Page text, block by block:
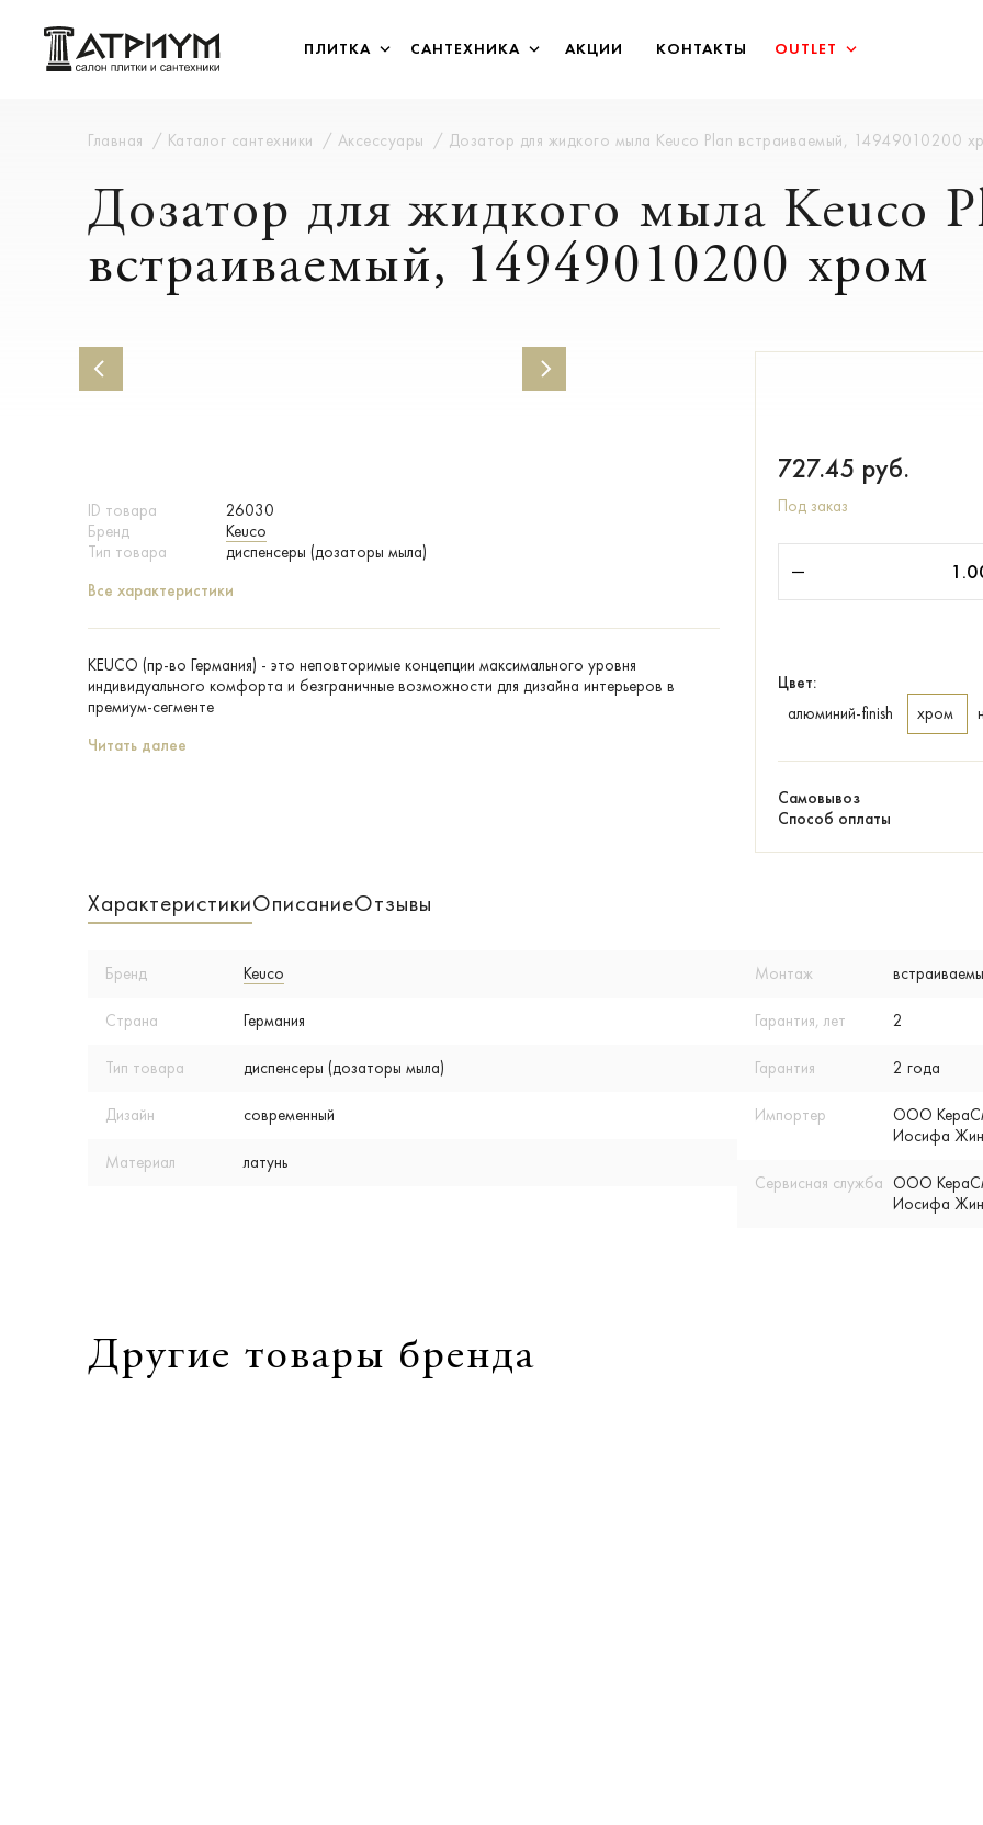
ПЛИТКА САНТЕХНИКА АКЦИИ КОНТАКТЫ OUTLET
Главная Каталог сантехники Аксессуары Дозатор для жидкого мыла Keuco Plan встраиваемый, 14949010200
Дозатор для жидкого мыла Keuco
встраиваемый, 14949010200 хром
ID товара
26030
Бренд
Keuco
Тип товара
диспенсеры (дозаторы мыла)
Все характеристики
KEUCO (пр-во Германия) - это неповторимые концепции максимального уровня
индивидуального комфорта и безграничные возможности для дизайна интерьеров в
премиум-сегменте
Читать далее
727.45 руб.
Под заказ
Цвет:
алюминий-finish
хром
Самовывоз
Способ оплаты
ХарактеристикиОписаниеОтзывы
Бренд Keuco
Страна Германия
Тип товара диспенсеры (дозаторы мыла)
Дизайн современный
Материал латунь
Монтаж
Гарантия, лет 2
Гарантия 2 года
Импортер
ООО
Иосифа
Сервисная служба ООО
Иосифа
Другие товары бренда